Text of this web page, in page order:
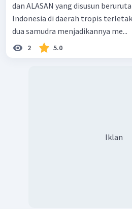
dan ALASAN yang disusun berurutan. Posisi
Indonesia di daerah tropis
dua samudra menjadikannya me...
2 5.0
Iklan